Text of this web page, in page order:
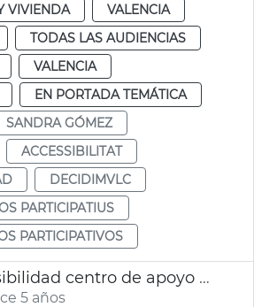
VIVIENDA
VALENCIA
TODAS LAS AUDIENCIAS
VALENCIA
EN PORTADA TEMÁTICA
SANDRA GÓMEZ
ACCESSIBILITAT
DECIDIMVLC
PARTICIPATIUS
PARTICIPATIVOS
Mejora accesibilidad centro de apoyo CAST
5 años